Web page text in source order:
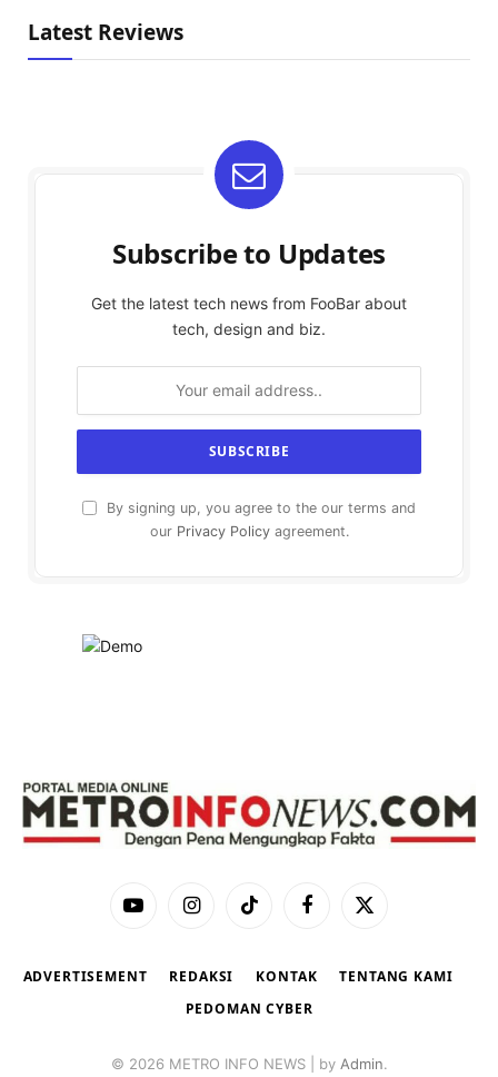
Latest Reviews
Subscribe to Updates
Get the latest tech news from FooBar about
tech, design and biz.
By signing up, you agree to the our terms and
our Privacy Policyagreement.
YouTubeInstagramTikTok Facebook
X
ADVERTISEMENT REDAKSI KONTAK
TENTANG KAMI
PEDOMAN CYBER
© 2026 METRO INFO NEWS | by Admin.